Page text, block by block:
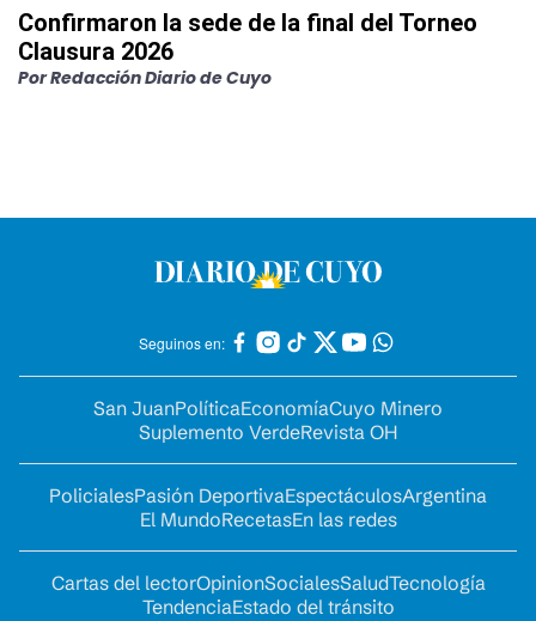
Confirmaron la sede de la final del Torneo
Clausura 2026
PorRedacción Diario de Cuyo
Seguinos en:
San JuanPolíticaEconomíaCuyo Minero
Suplemento VerdeRevista OH
PolicialesPasión DeportivaEspectáculosArgentina
El MundoRecetasEn las redes
Cartas del lectorOpinionSocialesSaludTecnología
TendenciaEstado del tránsito